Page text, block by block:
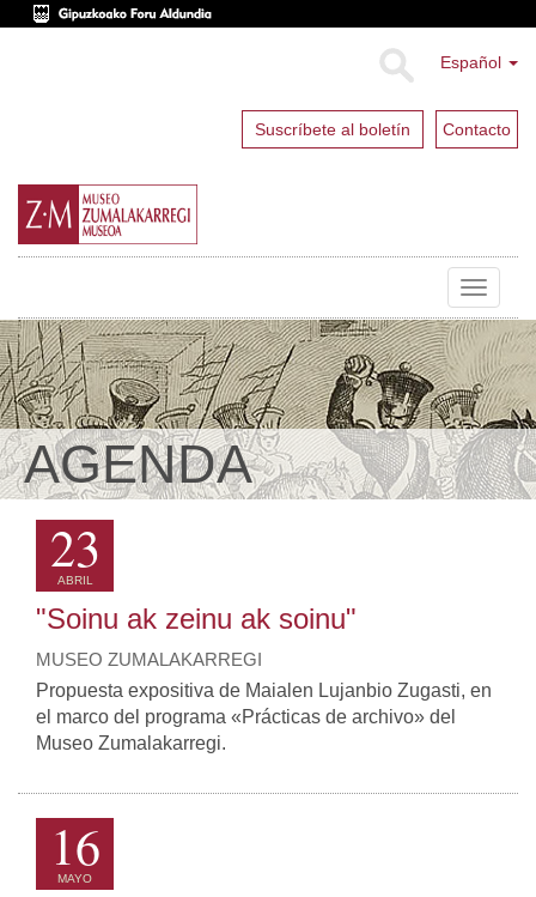
Español
Suscríbete al boletín Contacto
Toggle
AGENDA
23
ABRIL
"Soinu ak zeinu ak soinu"
MUSEO ZUMALAKARREGI
Propuesta expositiva de Maialen Lujanbio Zugasti, en
el marco del programa «Prácticas de archivo» del
Museo Zumalakarregi.
16
MAYO